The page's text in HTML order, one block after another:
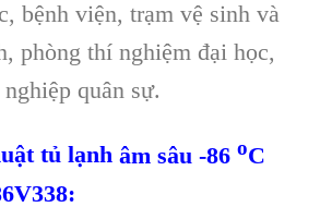
bệnh viện, trạm vệ sinh và
phòng thí nghiệm đại học,
nghiệp quân sự.
tủ lạnh âm sâu -86 oC
338: